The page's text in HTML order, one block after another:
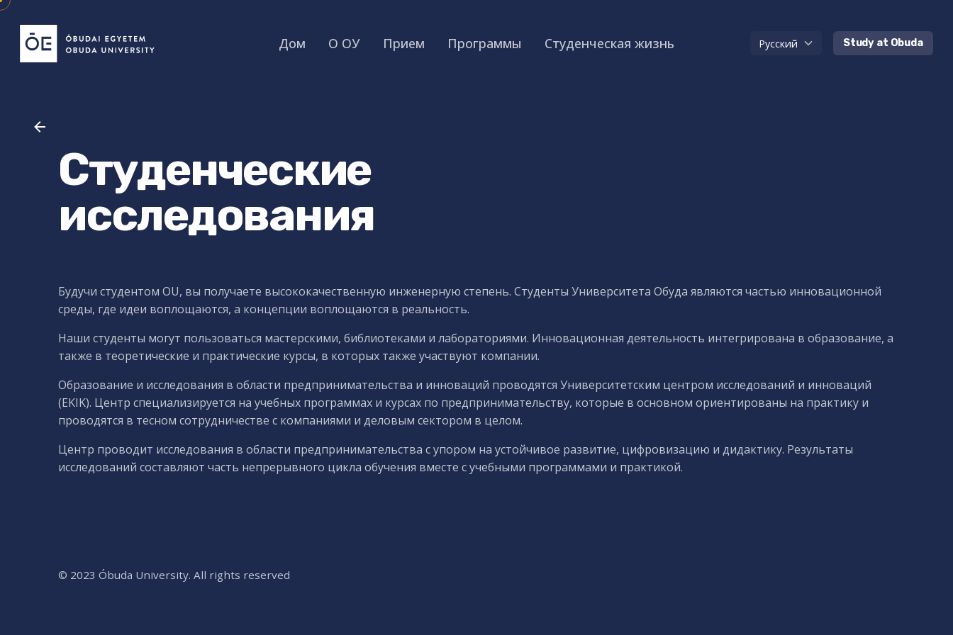
Skip
content
Дом О ОУ Прием Программы Студенческая жизнь Study at Obuda
Студенческие
исследования
Будучи студентом OU, вы получаете высококачественную инженерную степень. Студенты Университета Обуда являются частью инновационной
среды, где идеи воплощаются, а концепции воплощаются в реальность.
Наши студенты могут пользоваться мастерскими, библиотеками и лабораториями. Инновационная деятельность интегрирована в образование, а
также в теоретические и практические курсы, в которых также участвуют компании.
Образование и исследования в области предпринимательства и инноваций проводятся Университетским центром исследований и инноваций
(EKIK). Центр специализируется на учебных программах и курсах по предпринимательству, которые в основном ориентированы на практику и
проводятся в тесном сотрудничестве с компаниями и деловым сектором в целом.
Центр проводит исследования в области предпринимательства с упором на устойчивое развитие, цифровизацию и дидактику. Результаты
исследований составляют часть непрерывного цикла обучения вместе с учебными программами и практикой.
© 2023 Óbuda University. All rights reserved